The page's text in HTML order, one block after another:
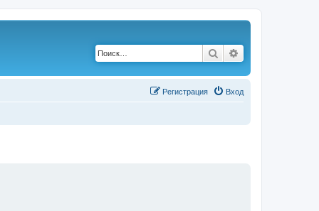
Поиск
Вход
Регистрация